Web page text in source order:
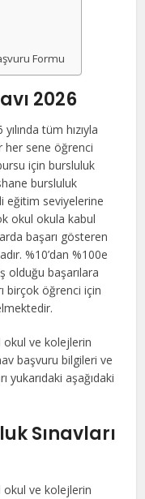
Formu
2026
tüm hızıyla
her sene öğrenci
için bursluluk
bursluluk
eğitim seviyelerine
okul okula kabul
başarı gösteren
%10’dan %100e
olduğu başarılara
birçok öğrenci için
okul ve kolejlerin
başvuru bilgileri ve
yukarıdaki aşağıdaki
Sınavları
okul ve kolejlerin